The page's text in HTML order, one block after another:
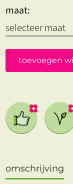
maat:
toevoegen
omschrijving